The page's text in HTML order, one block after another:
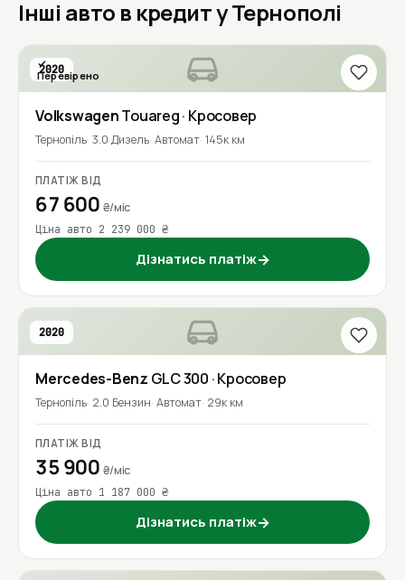
Інші авто в кредит у Тернополі
2020
Перевірено
VolkswagenTouareg· Кросовер
Тернопіль 3.0 Дизель Автомат 145к км
ПЛАТІЖ ВІД
67 600 ₴/міс
Ціна авто 2 239 000 ₴
Дізнатись платіж→
2020
Mercedes-Benz GLC 300 · Кросовер
Тернопіль 2.0 Бензин Автомат 29к км
ПЛАТІЖ ВІД
35 900 ₴/міс
Ціна авто 1 187 000 ₴
Дізнатись платіж→